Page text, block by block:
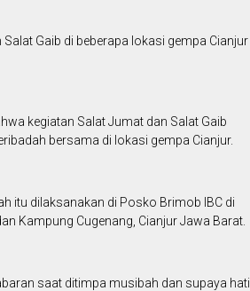
Gaib di beberapa lokasi gempa Cianjur
kegiatan Salat Jumat dan Salat Gaib
bersama di lokasi gempa Cianjur.
itu dilaksanakan di Posko Brimob IBC di
Kampung Cugenang, Cianjur Jawa Barat.
saat ditimpa musibah dan supaya hati